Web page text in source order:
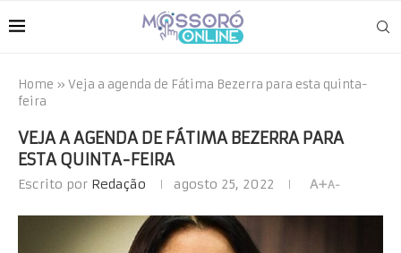
Home » Veja a agenda de Fátima Bezerra para esta quinta-
feira
VEJA A AGENDA DE FÁTIMA BEZERRA PARA
ESTA QUINTA-FEIRA
Escrito por Redação agosto 25, 2022 A+A-